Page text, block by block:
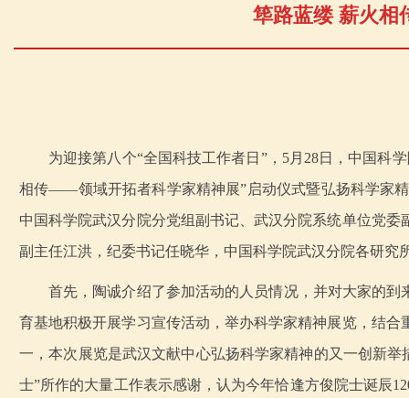
筚路蓝缕 薪火
为迎接第八个“全国科技工作者日”，5月28日，中国科
相传——领域开拓者科学家精神展”启动仪式暨弘扬科学家
中国科学院武汉分院分党组副书记、武汉分院系统单位党
副主任江洪，纪委书记任晓华，中国科学院武汉分院各研
首先，陶诚介绍了参加活动的人员情况，并对大家的
育基地积极开展学习宣传活动，举办科学家精神展览，结
一，本次展览是武汉文献中心弘扬科学家精神的又一创新
士”所作的大量工作表示感谢，认为今年恰逢方俊院士诞辰